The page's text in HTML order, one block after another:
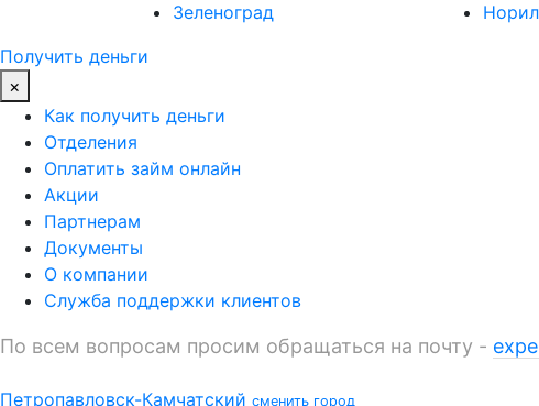
Зеленоград
Получить деньги
×
Как получить деньги
Отделения
Оплатить займ онлайн
Акции
Партнерам
Документы
О компании
Служба поддержки клиентов
По всем вопросам просим обращаться на почту -
Петропавловск-Камчатский сменить город